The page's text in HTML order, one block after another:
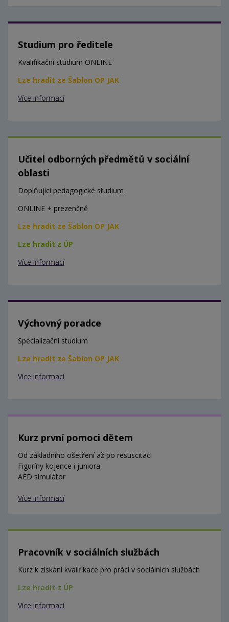
Studium pro ředitele
Kvalifikační studium ONLINE
Lze hradit ze Šablon OP JAK
Více informací
Učitel odborných předmětů v sociální
oblasti
Doplňující pedagogické studium
ONLINE + prezenčně
Lze hradit ze Šablon OP JAK
Lze hradit z ÚP
Více informací
Výchovný poradce
Specializační studium
Lze hradit ze Šablon OP JAK
Více informací
Kurz první pomoci dětem
Od základního ošetření až po resuscitaci
Figuríny kojence i juniora
AED simulátor
Více informací
Pracovník v sociálních službách
Kurz k získání kvalifikace pro práci v sociálních službách
Lze hradit z ÚP
Více informací